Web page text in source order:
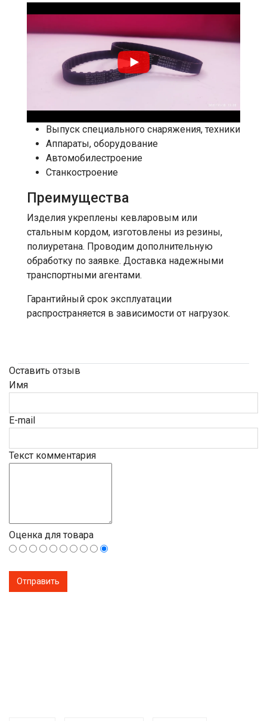
Выпуск специального снаряжения, техники
Аппараты, оборудование
Автомобилестроение
Станкостроение
Преимущества
Изделия укреплены кевларовым или
стальным кордом, изготовлены из резины,
полиуретана. Проводим дополнительную
обработку по заявке. Доставка надежными
транспортными агентами.
Гарантийный срок эксплуатации
распространяется в зависимости от нагрузок.
Оставить отзыв
Имя
E-mail
Текст комментария
Оценка для товара